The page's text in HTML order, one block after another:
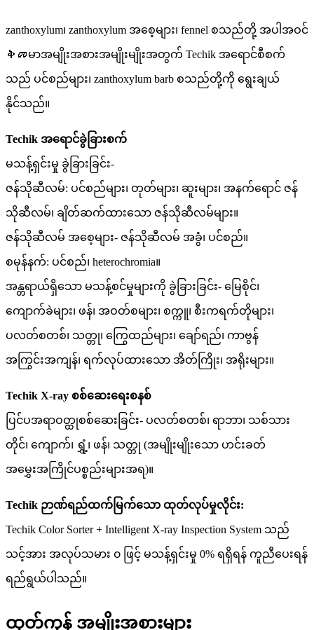
zanthoxylum၊ zanthoxylum အစေ့များ၊ fennel စသည်တို့ အပါအဝင်
ቅመမာအမျိုးအစားအမျိုးမျိုးအတွက် Techik အရောင်စီစက်
သည် ပင်စည်များ၊ zanthoxylum barb စသည်တို့ကို ရွေးချယ်
နိုင်သည်။
Techik အရောင်ခွဲခြားစက်
မသန့်ရှင်းမှု ခွဲခြားခြင်း-
ဇန်သိုဆီလမ်: ပင်စည်များ၊ တုတ်များ၊ ဆူးများ၊ အနက်ရောင် ဇန်
သိုဆီလမ်၊ ချိတ်ဆက်ထားသော ဇန်သိုဆီလမ်များ။
ဇန်သိုဆီလမ် အစေ့များ- ဇန်သိုဆီလမ် အခွံ၊ ပင်စည်။
စမုန်နက်: ပင်စည်၊ heterochromia။
အန္တရာယ်ရှိသော မသန့်စင်မှုများကို ခွဲခြားခြင်း- မြေစိုင်၊
ကျောက်ခဲများ၊ ဖန်၊ အဝတ်စများ၊ စက္ကူ၊ စီးကရက်တိုများ၊
ပလတ်စတစ်၊ သတ္တု၊ ကြွေထည်များ၊ ချော်ရည်၊ ကာဗွန်
အကြွင်းအကျန်၊ ရက်လုပ်ထားသော အိတ်ကြိုး၊ အရိုးများ။
Techik X-ray စစ်ဆေးရေးစနစ်
ပြင်ပအရာဝတ္ထုစစ်ဆေးခြင်း- ပလတ်စတစ်၊ ရာဘာ၊ သစ်သား
တိုင်၊ ကျောက်၊ ရွှံ့၊ ဖန်၊ သတ္တု (အမျိုးမျိုးသော ဟင်းခတ်
အမွှေးအကြိုင်ပစ္စည်းများအရ)။
Techik ဉာဏ်ရည်ထက်မြက်သော ထုတ်လုပ်မှုလိုင်း:
Techik Color Sorter + Intelligent X-ray Inspection System သည်
သင့်အား အလုပ်သမား ၀ ဖြင့် မသန့်ရှင်းမှု 0% ရရှိရန် ကူညီပေးရန်
ရည်ရွယ်ပါသည်။
ထုတ်ကုန် အမျိုးအစားများ